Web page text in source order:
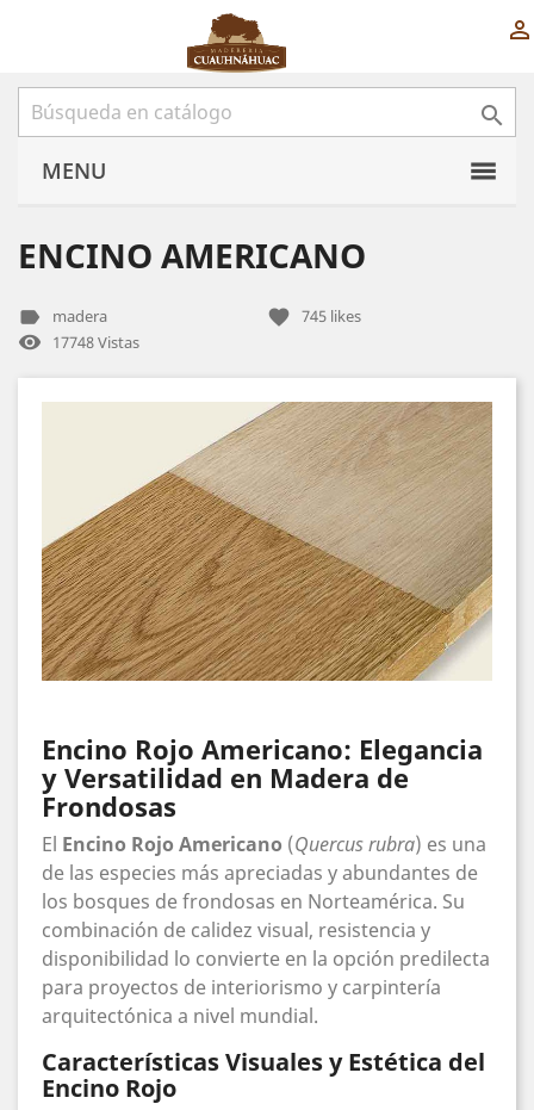


MENU
ENCINO AMERICANO
label madera favorite 745 likes
remove_red_eye 17748 Vistas
Encino Rojo Americano: Elegancia
y Versatilidad en Madera de
Frondosas
El Encino Rojo Americano (Quercus rubra) es una
de las especies más apreciadas y abundantes de
los bosques de frondosas en Norteamérica. Su
combinación de calidez visual, resistencia y
disponibilidad lo convierte en la opción predilecta
para proyectos de interiorismo y carpintería
arquitectónica a nivel mundial.
Características Visuales y Estética del
Encino Rojo